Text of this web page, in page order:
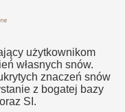
użytkownikom
własnych snów.
znaczeń snów
z bogatej bazy
SI.